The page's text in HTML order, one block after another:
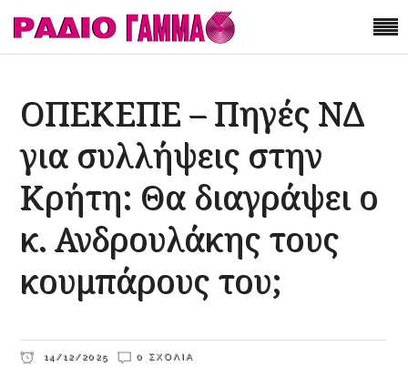
ΟΠΕΚΕΠΕ – Πηγές ΝΔ
για συλλήψεις στην
Κρήτη: Θα διαγράψει ο
κ. Ανδρουλάκης τους
κουμπάρους του;
14/12/2025 0 ΣΧΌΛΙΑ